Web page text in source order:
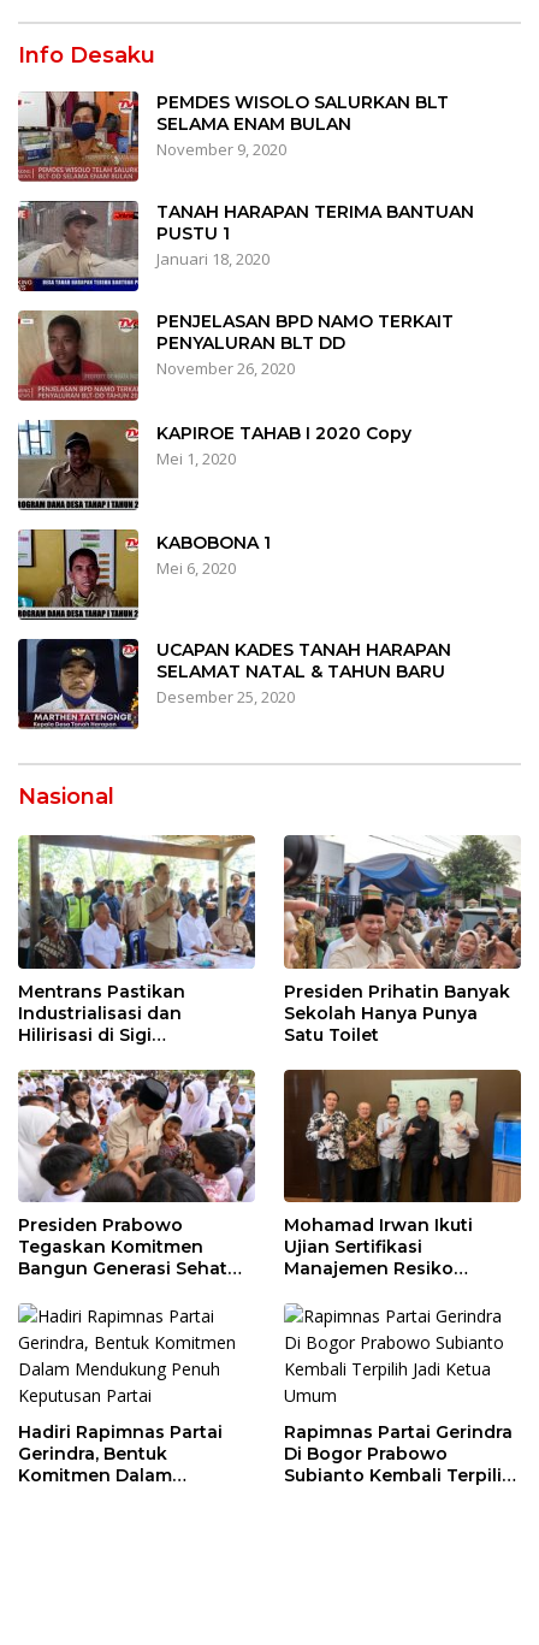
Info Desaku
PEMDES WISOLO SALURKAN BLT
SELAMA ENAM BULAN
November 9, 2020
TANAH HARAPAN TERIMA BANTUAN
PUSTU 1
Januari 18, 2020
PENJELASAN BPD NAMO TERKAIT
PENYALURAN BLT DD
November 26, 2020
KAPIROE TAHAB I 2020 Copy
Mei 1, 2020
KABOBONA 1
Mei 6, 2020
UCAPAN KADES TANAH HARAPAN
SELAMAT NATAL & TAHUN BARU
Desember 25, 2020
Nasional
Mentrans Pastikan
Industrialisasi dan
Hilirisasi di Sigi
Perekonomian Daerah
Presiden Prihatin Banyak
Sekolah Hanya Punya
Satu Toilet
Presiden Prabowo
Tegaskan Komitmen
Bangun Generasi Sehat
Mohamad Irwan Ikuti
Ujian Sertifikasi
Manajemen Resiko
Hadiri Rapimnas Partai
Gerindra, Bentuk
Komitmen Dalam
Rapimnas Partai Gerindra
Di Bogor Prabowo
Subianto Kembali Terpilih